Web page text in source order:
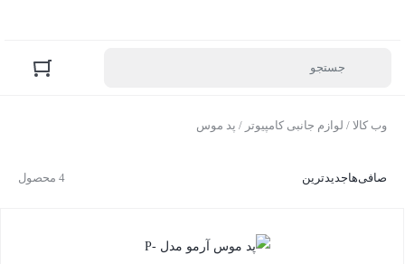
وب کالا / لوازم جانبی کامپیوتر / پد موس
4 محصول صافی‌هاجدیدترین